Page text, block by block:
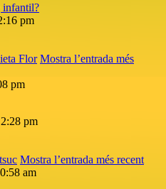
infantil?
pm
Flor Mostra l’entrada més
pm
pm
Mostra l’entrada més recent
am